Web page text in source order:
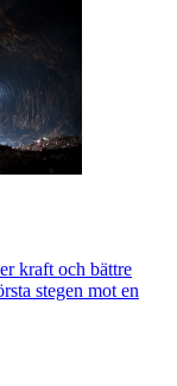
kraft och bättre
stegen mot en